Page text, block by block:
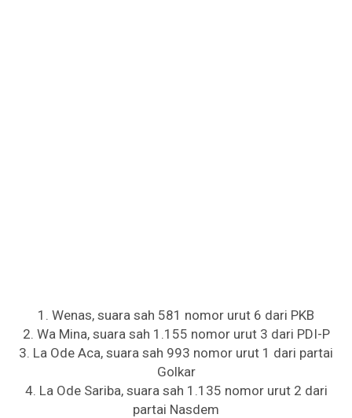
1. Wenas, suara sah 581 nomor urut 6 dari PKB
2. Wa Mina, suara sah 1.155 nomor urut 3 dari PDI-P
3. La Ode Aca, suara sah 993 nomor urut 1 dari partai
Golkar
4. La Ode Sariba, suara sah 1.135 nomor urut 2 dari
partai Nasdem